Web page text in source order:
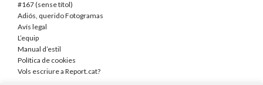
#167 (sense títol)
Adiós, querido Fotogramas
Avís legal
L’equip
Manual d’estil
Política de cookies
Vols escriure a Report.cat?